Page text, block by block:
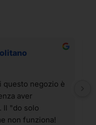
questo negozio è
aver
Il "do solo
non funziona!